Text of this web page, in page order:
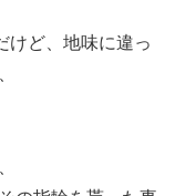
けど、地味に違っ